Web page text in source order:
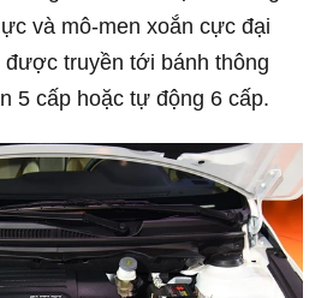
và mô-men xoắn cực đại
truyền tới bánh thông
5 cấp hoặc tự động 6 cấp.